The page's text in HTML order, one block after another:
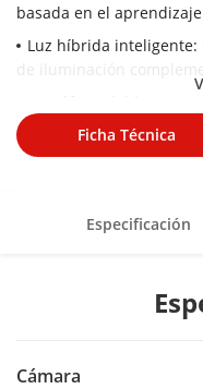
basada en el
Luz híbrida inteligente:
alta calidad en tiempo real
Imágenes claras
Tecnología de
Lente varifocal
Resistente al agua y al
Ficha Técnica
Especificación
Cámara